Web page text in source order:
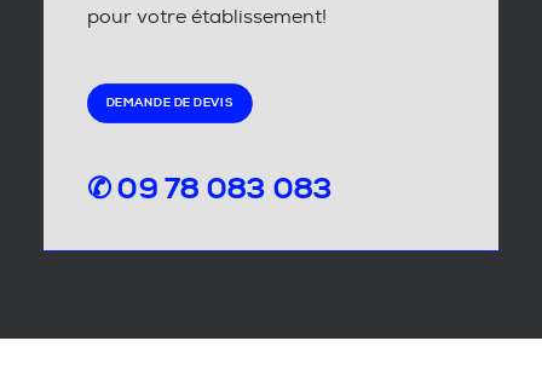
pour votre établissement!
DEMANDE DE DEVIS
✆ 09 78 083 083